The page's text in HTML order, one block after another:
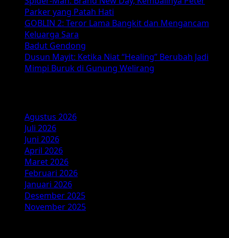
Tak
Pernah
Kehilangan
Pesonanya
Parker yang Patah Hati
GOBLIN 2: Teror Lama Bangkit dan Mengancam
Keluarga Sara
Badut Gendong
Dusun Mayit: Ketika Niat “Healing” Berubah Jadi
Mimpi Buruk di Gunung Welirang
Agustus 2026
Juli 2026
Juni 2026
April 2026
Maret 2026
Februari 2026
Januari 2026
Desember 2025
November 2025